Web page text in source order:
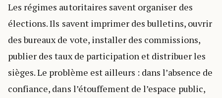
Les régimes autoritaires savent organiser des
élections. Ils savent imprimer des bulletins, ouvrir
des bureaux de vote, installer des commissions,
publier des taux de participation et distribuer les
sièges. Le problème est ailleurs : dans l’absence de
confiance, dans l’étouffement de l’espace public,